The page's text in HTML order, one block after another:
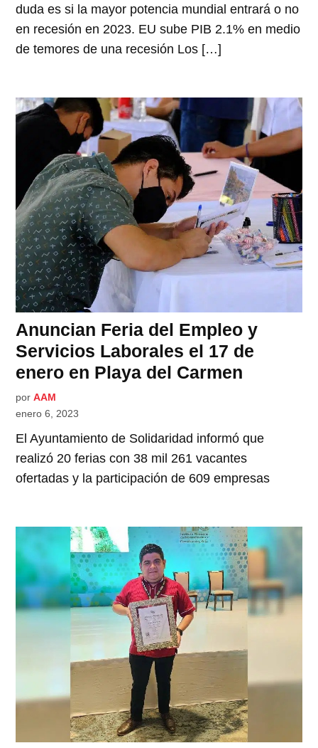
duda es si la mayor potencia mundial entrará o no
en recesión en 2023. EU sube PIB 2.1% en medio
de temores de una recesión Los […]
Anuncian Feria del Empleo y
Servicios Laborales el 17 de
enero en Playa del Carmen
por AAM
enero 6, 2023
El Ayuntamiento de Solidaridad informó que
realizó 20 ferias con 38 mil 261 vacantes
ofertadas y la participación de 609 empresas